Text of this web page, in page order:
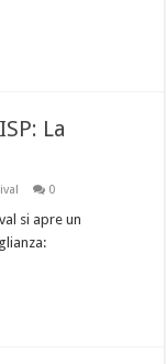
La
0
si apre un